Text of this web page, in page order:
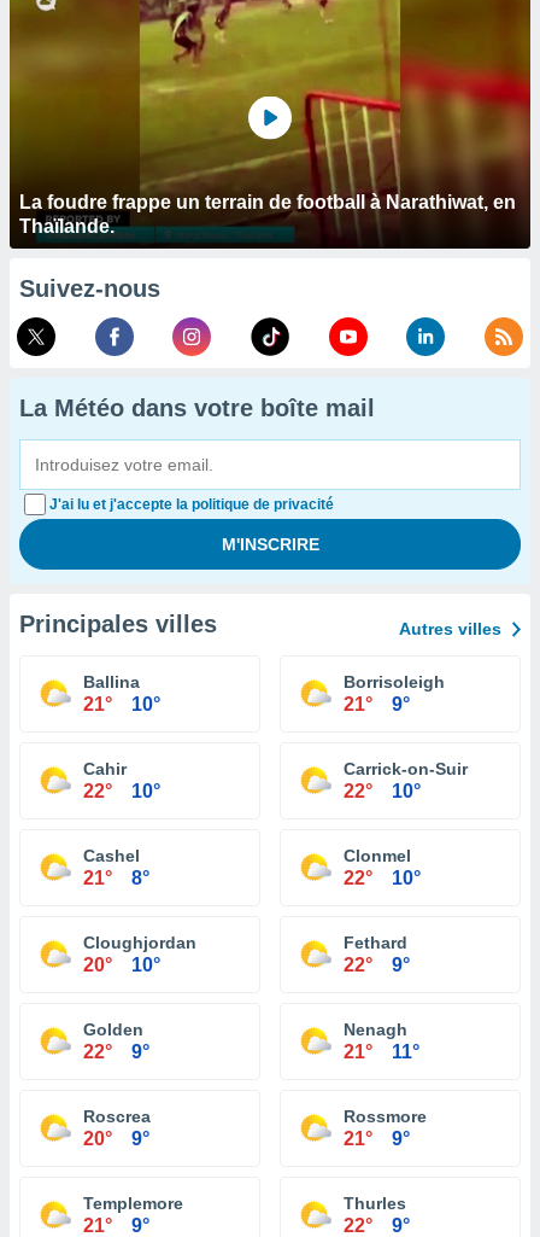
La foudre frappe un terrain de football à Narathiwat, en
Thaïlande.
Suivez-nous
La Météo dans votre boîte mail
J'ai lu et j'accepte la politique de privacité
Principales villes Autres villes
Ballina
21° 10°
Borrisoleigh
21° 9°
Cahir
22° 10°
Carrick-on-Suir
22° 10°
Cashel
21° 8°
Clonmel
22° 10°
Cloughjordan
20° 10°
Fethard
22° 9°
Golden
22° 9°
Nenagh
21° 11°
Roscrea
20° 9°
Rossmore
21° 9°
Templemore
21° 9°
Thurles
22° 9°